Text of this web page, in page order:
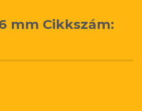
mm Cikkszám: